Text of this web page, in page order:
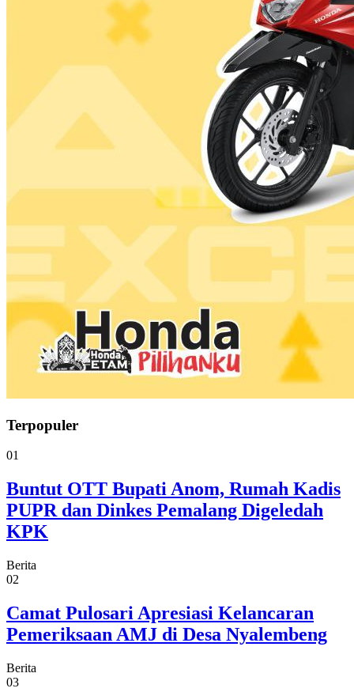
Terpopuler
01
Buntut OTT Bupati Anom, Rumah Kadis
PUPR dan Dinkes Pemalang Digeledah
KPK
Berita
02
Camat Pulosari Apresiasi Kelancaran
Pemeriksaan AMJ di Desa Nyalembeng
Berita
03